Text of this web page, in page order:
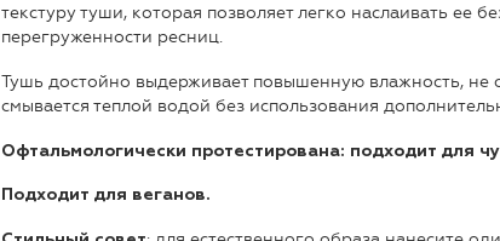
текстуру туши, которая позволяет легко наслаивать ее
перегруженности ресниц.
Тушь достойно выдерживает повышенную влажность, не
смывается теплой водой без использования
Офтальмологически протестирована: подходит для
Подходит для веганов.